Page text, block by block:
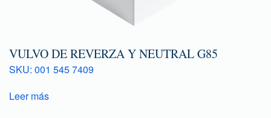
VULVO DE REVERZA Y NEUTRAL G85
SKU: 001 545 7409
Leer más